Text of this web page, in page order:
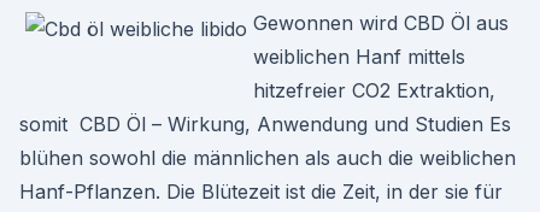
Gewonnen wird CBD Öl aus
weiblichen Hanf mittels
hitzefreier CO2 Extraktion,
somit CBD Öl – Wirkung, Anwendung und Studien Es
blühen sowohl die männlichen als auch die weiblichen
Hanf-Pflanzen. Die Blütezeit ist die Zeit, in der sie für